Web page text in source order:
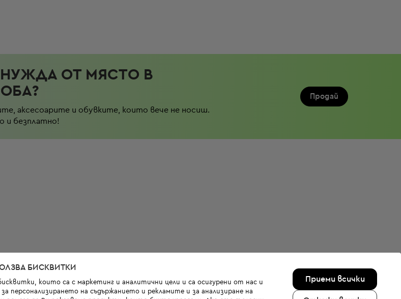
ОТ МЯСТО В
аксесоарите и обувките, които вече не носиш.
и безплатно!
Продай
БИСКВИТКИ
които са с маркетинг и аналитични цели и са осигурени от нас и
на съдържанието и рекламите и за анализиране на
Приеми всички